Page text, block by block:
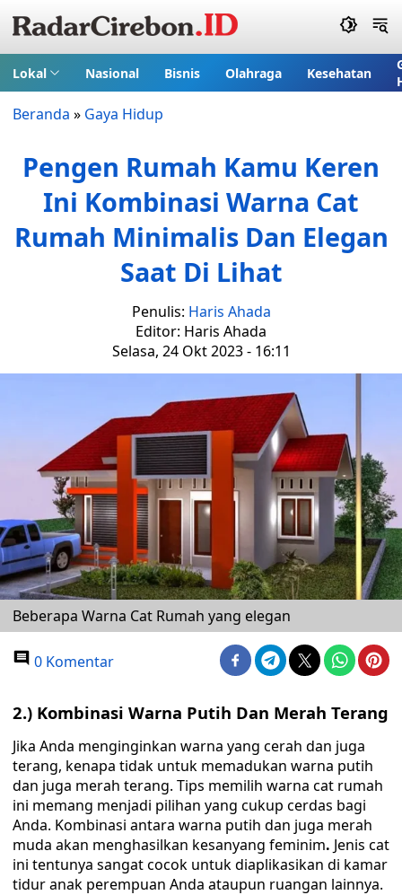
Lokal Nasional Bisnis Olahraga Kesehatan
Beranda » Gaya Hidup
Pengen Rumah Kamu Keren
Ini Kombinasi Warna Cat
Rumah Minimalis Dan Elegan
Saat Di Lihat
Penulis: Haris Ahada
Editor: Haris Ahada
Selasa, 24 Okt 2023 - 16:11
Beberapa Warna Cat Rumah yang elegan
0 Komentar
2.) Kombinasi Warna Putih Dan Merah Terang
Jika Anda menginginkan warna yang cerah dan juga
terang, kenapa tidak untuk memadukan warna putih
dan juga merah terang. Tips memilih warna cat rumah
ini memang menjadi pilihan yang cukup cerdas bagi
Anda. Kombinasi antara warna putih dan juga merah
muda akan menghasilkan kesanyang feminim. Jenis cat
ini tentunya sangat cocok untuk diaplikasikan di kamar
tidur anak perempuan Anda ataupun ruangan lainnya.